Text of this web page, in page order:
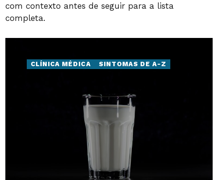
com contexto antes de seguir para a lista
completa.
CLÍNICA MÉDICA SINTOMAS DE A-Z